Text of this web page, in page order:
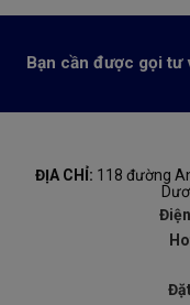
Bạn cần được gọi tư
ĐỊA CHỈ: 118 đường